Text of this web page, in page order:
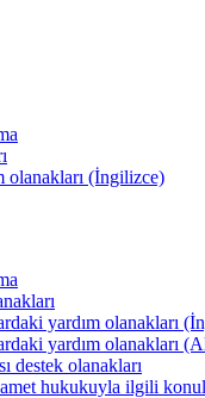
olanakları (İngilizce)
yardım olanakları
yardım olanakları
destek olanakları
hukukuyla ilgili